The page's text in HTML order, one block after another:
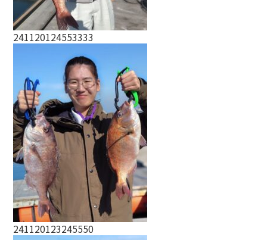
241120124553333
241120123245550